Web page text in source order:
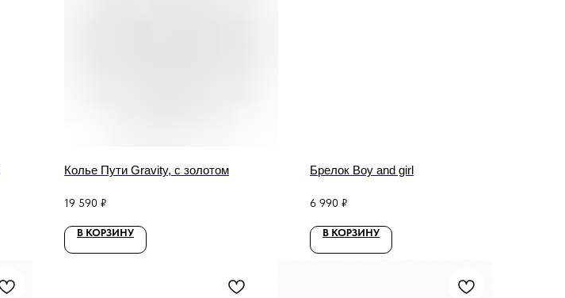
Колье Пути Gravity, с золотом
19 590 ₽
В КОРЗИНУ
Брелок Boy and girl
6 990 ₽
В КОРЗИНУ